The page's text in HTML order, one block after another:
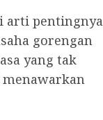
arti pentingnya
gorengan
yang tak